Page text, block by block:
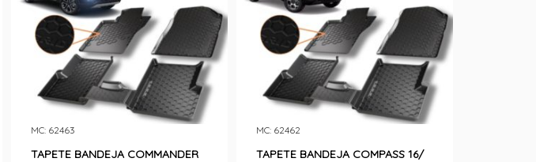
TAPETE BANDEJA COMMANDER
MC: 62463
TAPETE BANDEJA COMPASS 16/
MC: 62462